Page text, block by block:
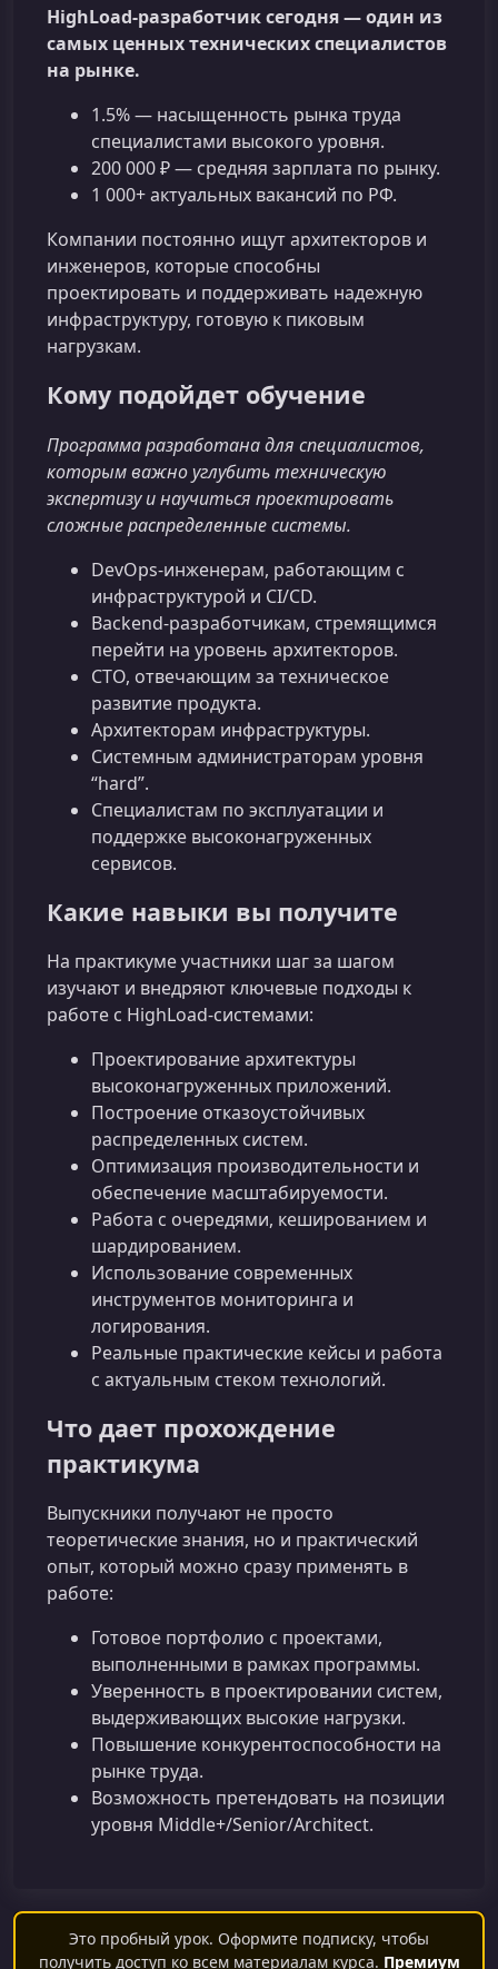
HighLoad-разработчик сегодня — один из
самых ценных технических специалистов
на рынке.
1.5% — насыщенность рынка труда
специалистами высокого уровня.
200 000 ₽ — средняя зарплата по рынку.
1 000+ актуальных вакансий по РФ.
Компании постоянно ищут архитекторов и
инженеров, которые способны
проектировать и поддерживать надежную
инфраструктуру, готовую к пиковым
нагрузкам.
Кому подойдет обучение
Программа разработана для специалистов,
которым важно углубить техническую
экспертизу и научиться проектировать
сложные распределенные системы.
DevOps-инженерам, работающим с
инфраструктурой и CI/CD.
Backend-разработчикам, стремящимся
перейти на уровень архитекторов.
СТО, отвечающим за техническое
развитие продукта.
Архитекторам инфраструктуры.
Системным администраторам уровня
“hard”.
Специалистам по эксплуатации и
поддержке высоконагруженных
сервисов.
Какие навыки вы получите
На практикуме участники шаг за шагом
изучают и внедряют ключевые подходы к
работе с HighLoad-системами:
Проектирование архитектуры
высоконагруженных приложений.
Построение отказоустойчивых
распределенных систем.
Оптимизация производительности и
обеспечение масштабируемости.
Работа с очередями, кешированием и
шардированием.
Использование современных
инструментов мониторинга и
логирования.
Реальные практические кейсы и работа
с актуальным стеком технологий.
Что дает прохождение
практикума
Выпускники получают не просто
теоретические знания, но и практический
опыт, который можно сразу применять в
работе:
Готовое портфолио с проектами,
выполненными в рамках программы.
Уверенность в проектировании систем,
выдерживающих высокие нагрузки.
Повышение конкурентоспособности на
рынке труда.
Возможность претендовать на позиции
уровня Middle+/Senior/Architect.
Это пробный урок. Оформите подписку, чтобы
получить доступ ко всем материалам курса. Премиум